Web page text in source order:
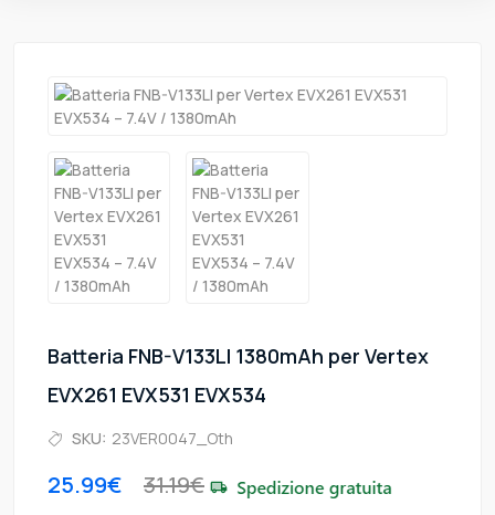
Batteria FNB-V133LI 1380mAh per Vertex
EVX261 EVX531 EVX534
SKU: 23VER0047_Oth
25.99€ 31.19€